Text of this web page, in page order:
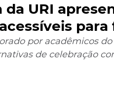
da URI
por acadêmicos
de celebração